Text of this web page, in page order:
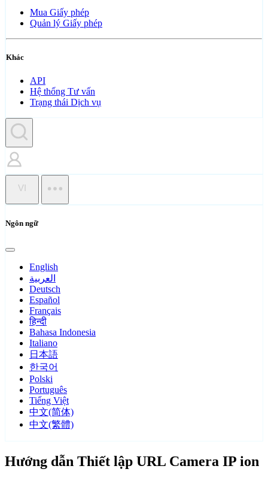
Mua Giấy phép
Quản lý Giấy phép
Khác
API
Hệ thống Tư vấn
Trạng thái Dịch vụ
VI
Ngôn ngữ
English
العربية
Deutsch
Español
Français
हिन्दी
Bahasa Indonesia
Italiano
日本語
한국어
Polski
Português
Tiếng Việt
中文(简体)
中文(繁體)
Hướng dẫn Thiết lập URL Camera IP ion